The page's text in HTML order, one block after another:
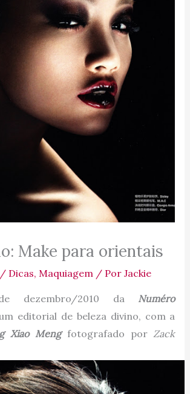
Make para orientais
/ Dicas, Maquiagem/ Por Jackie
dezembro/2010 da Numéro
editorial de beleza divino, com a
Xiao Mengfotografado por Zack